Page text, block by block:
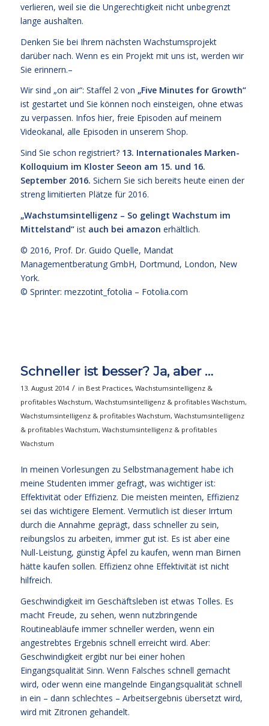
verlieren, weil sie die Ungerechtigkeit nicht unbegrenzt
lange aushalten.
Denken Sie bei Ihrem nächsten Wachstumsprojekt
darüber nach. Wenn es ein Projekt mit uns ist, werden wir
Sie erinnern.–
Wir sind „on air“: Staffel 2 von „Five Minutes for Growth“
ist gestartet und Sie können noch einsteigen, ohne etwas
zu verpassen. Infos hier, freie Episoden auf meinem
Videokanal, alle Episoden in unserem Shop.
Sind Sie schon registriert? 13. Internationales Marken-
Kolloquium im Kloster Seeon am 15. und 16.
September 2016. Sichern Sie sich bereits heute einen der
streng limitierten Plätze für 2016.
„Wachstumsintelligenz – So gelingt Wachstum im
Mittelstand“ist auch bei amazon erhältlich.
© 2016, Prof. Dr. Guido Quelle, Mandat
Managementberatung GmbH, Dortmund, London, New
York.
© Sprinter: mezzotint_fotolia – Fotolia.com
Schneller ist besser? Ja, aber …
13. August 2014 / in Best Practices, Wachstumsintelligenz &
profitables Wachstum, Wachstumsintelligenz & profitables Wachstum,
Wachstumsintelligenz & profitables Wachstum, Wachstumsintelligenz
& profitables Wachstum, Wachstumsintelligenz & profitables
Wachstum
In meinen Vorlesungen zu Selbstmanagement habe ich
meine Studenten immer gefragt, was wichtiger ist:
Effektivität oder Effizienz. Die meisten meinten, Effizienz
sei das wichtigere Element. Vermutlich ist dieser Irrtum
durch die Annahme geprägt, dass schneller zu sein,
reibungslos zu arbeiten, immer gut ist. Es ist aber eine
Null-Leistung, günstig Äpfel zu kaufen, wenn man Birnen
hätte kaufen sollen. Effizienz ohne Effektivität ist nicht
hilfreich.
Geschwindigkeit im Geschäftsleben ist etwas Tolles. Es
macht Freude, zu sehen, wenn nutzbringende
Routineabläufe immer schneller werden, wenn ein
angestrebtes Ergebnis schnell erreicht wird. Aber:
Geschwindigkeit ergibt nur bei einer hohen
Eingangsqualität Sinn. Wenn Falsches schnell gemacht
wird, oder wenn eine mangelnde Eingangsqualität schnell
in ein – dann schlechtes – Arbeitsergebnis übersetzt wird,
wird mit Zitronen gehandelt.